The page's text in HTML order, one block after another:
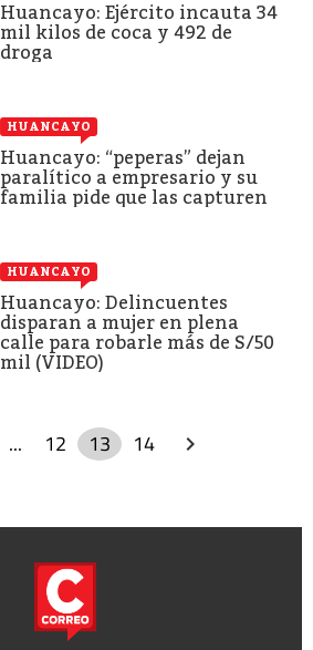
Huancayo: Ejército incauta 34
mil kilos de coca y 492 de
droga
HUANCAYO
Huancayo: “peperas” dejan
paralítico a empresario y su
familia pide que las capturen
HUANCAYO
Huancayo: Delincuentes
disparan a mujer en plena
calle para robarle más de S/50
mil (VIDEO)
... 12 13 14